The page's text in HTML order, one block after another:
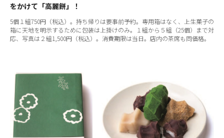
をかけて「高麗餅」！
5個１組750円（税込）。持ち帰りは要事前予約。専用箱はなく、上生菓子の
箱に天地を明示するために包装は上掛けのみ。１組から５組（25個）まで対
応、写真は２組1,500円（税込）。消費期限は当日。店内の茶席も同価格。